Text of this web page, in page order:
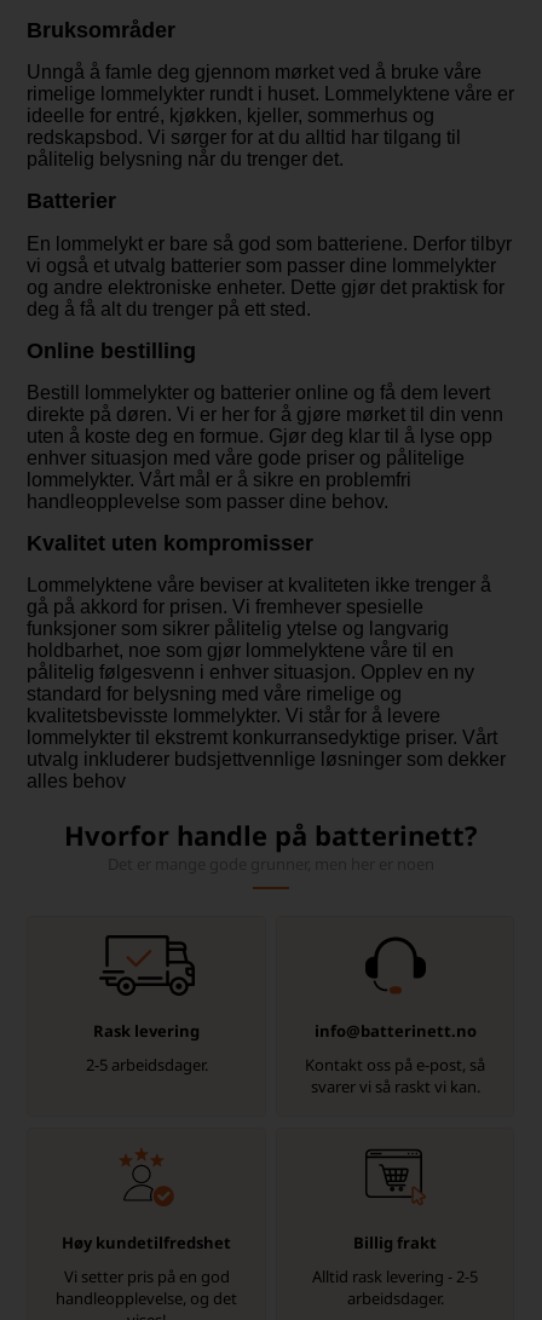
Bruksområder
Unngå å famle deg gjennom mørket ved å bruke våre
rimelige lommelykter rundt i huset. Lommelyktene våre er
ideelle for entré, kjøkken, kjeller, sommerhus og
redskapsbod. Vi sørger for at du alltid har tilgang til
pålitelig belysning når du trenger det.
Batterier
En lommelykt er bare så god som batteriene. Derfor tilbyr
vi også et utvalg batterier som passer dine lommelykter
og andre elektroniske enheter. Dette gjør det praktisk for
deg å få alt du trenger på ett sted.
Online bestilling
Bestill lommelykter og batterier online og få dem levert
direkte på døren. Vi er her for å gjøre mørket til din venn
uten å koste deg en formue. Gjør deg klar til å lyse opp
enhver situasjon med våre gode priser og pålitelige
lommelykter. Vårt mål er å sikre en problemfri
handleopplevelse som passer dine behov.
Kvalitet uten kompromisser
Lommelyktene våre beviser at kvaliteten ikke trenger å
gå på akkord for prisen. Vi fremhever spesielle
funksjoner som sikrer pålitelig ytelse og langvarig
holdbarhet, noe som gjør lommelyktene våre til en
pålitelig følgesvenn i enhver situasjon. Opplev en ny
standard for belysning med våre rimelige og
kvalitetsbevisste lommelykter. Vi står for å levere
lommelykter til ekstremt konkurransedyktige priser. Vårt
utvalg inkluderer budsjettvennlige løsninger som dekker
alles behov
Hvorfor handle på batterinett?
Rask levering
2-5 arbeidsdager.
info@batterinett.no
Kontakt oss på e-post, så
svarer vi så raskt vi kan.
Høy kundetilfredshet
Vi setter pris på en god
handleopplevelse, og det
Billig frakt
Alltid rask levering - 2-5
arbeidsdager.